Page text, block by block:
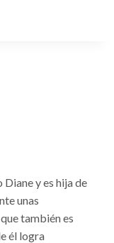
y es hija de
unas
también es
él logra